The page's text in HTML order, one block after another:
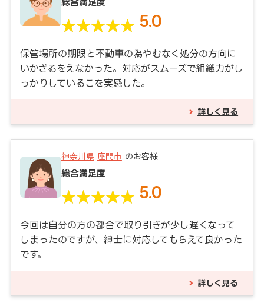
総合満足度
5.0
保管場所の期限と不動車の為やむなく処分の方向に
いかざるをえなかった。対応がスムーズで組織力がし
っかりしているこを実感した。
詳しく見る
神奈川県 座間市 のお客様
総合満足度
5.0
今回は自分の方の都合で取り引きが少し遅くなって
しまったのですが、紳士に対応してもらえて良かった
です。
詳しく見る